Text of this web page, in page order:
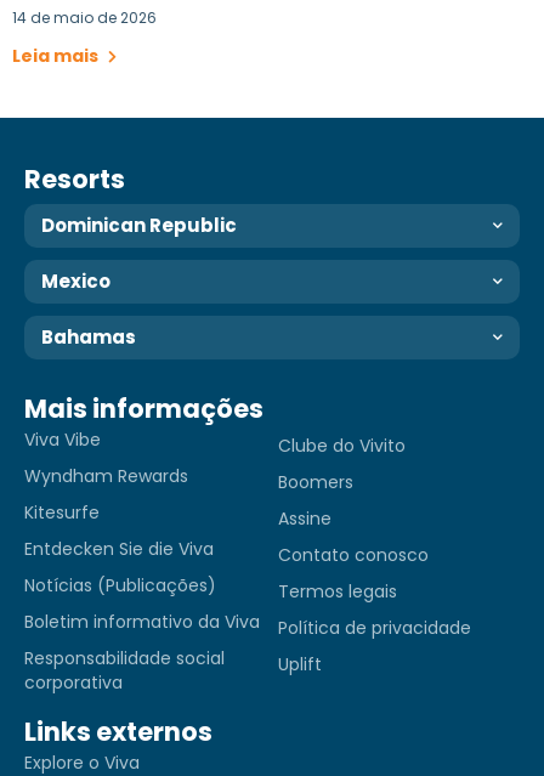
14 de maio de 2026
Leia mais
Resorts
Dominican Republic
Mexico
Bahamas
Mais informações
Viva Vibe
Wyndham Rewards
Kitesurfe
Entdecken Sie die Viva
Notícias (Publicações)
Boletim informativo da Viva
Responsabilidade social
corporativa
Clube do Vivito
Boomers
Assine
Contato conosco
Termos legais
Política de privacidade
Uplift
Links externos
Explore o Viva